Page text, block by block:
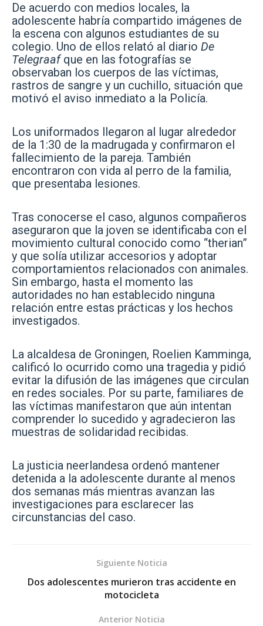
De acuerdo con medios locales, la
adolescente habría compartido imágenes de
la escena con algunos estudiantes de su
colegio. Uno de ellos relató al diario De
Telegraafque en las fotografías se
observaban los cuerpos de las víctimas,
rastros de sangre y un cuchillo, situación que
motivó el aviso inmediato a la Policía.
Los uniformados llegaron al lugar alrededor
de la 1:30 de la madrugada y confirmaron el
fallecimiento de la pareja. También
encontraron con vida al perro de la familia,
que presentaba lesiones.
Tras conocerse el caso, algunos compañeros
aseguraron que la joven se identificaba con el
movimiento cultural conocido como “therian”
y que solía utilizar accesorios y adoptar
comportamientos relacionados con animales.
Sin embargo, hasta el momento las
autoridades no han establecido ninguna
relación entre estas prácticas y los hechos
investigados.
La alcaldesa de Groningen, Roelien Kamminga,
calificó lo ocurrido como una tragedia y pidió
evitar la difusión de las imágenes que circulan
en redes sociales. Por su parte, familiares de
las víctimas manifestaron que aún intentan
comprender lo sucedido y agradecieron las
muestras de solidaridad recibidas.
La justicia neerlandesa ordenó mantener
detenida a la adolescente durante al menos
dos semanas más mientras avanzan las
investigaciones para esclarecer las
circunstancias del caso.
Siguiente Noticia
Dos adolescentes murieron tras accidente en
motocicleta
Anterior Noticia